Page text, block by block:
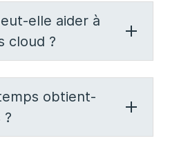
elle aider à
cloud ?
obtient-
?